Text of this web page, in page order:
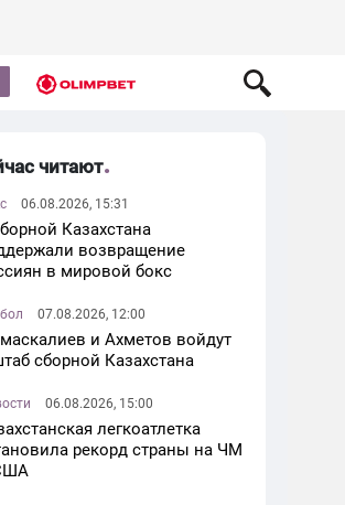
читают
06.08.2026, 15:31
Казахстана
возвращение
в мировой бокс
07.08.2026, 12:00
и Ахметов войдут
сборной Казахстана
06.08.2026, 15:00
легкоатлетка
рекорд страны на ЧМ